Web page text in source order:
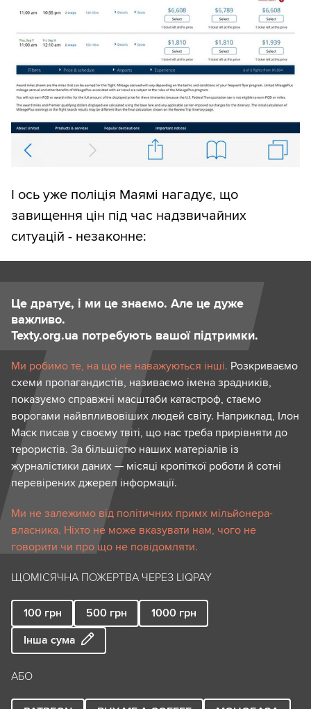
І ось уже поліція Маямі нагадує, що
завищення цін під час надзвичайних
ситуацій - незаконне:
Це дратує, і ми це знаємо. Але це дуже
важливо.
Texty.org.ua потребують вашої підтримки.
Ми робимо те, на що не наважуються інші. Розкриваємо
схеми пропагандистів, називаємо імена зрадників,
показуємо справжні масштаби катастроф, стаємо
ворогами найвпливовіших людей світу. Наприклад, Ілон
Маск писав у своєму твіті, що нас треба прирівняти до
терористів. За більшістю наших матеріалів із
журналістики даних — місяці кропіткої роботи й сотні
перевірених джерел інформації.
Ми не залежимо від політичних примх мільйонера-
власника. Ніхто не може вказувати нам, чого не
говорити чи про що не повідомляти.
ЩОМІСЯЧНА ПОЖЕРТВА ЧЕРЕЗ LIQPAY
100 грн 500 грн 1000 грн
Інша сума
АБО